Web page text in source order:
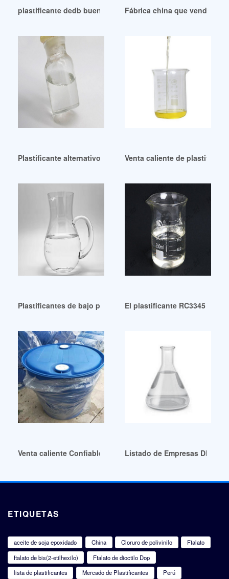
plastificante dedb buen precio plastificante dedb Argentina
Fábrica china que vende
Plastificante alternativo de alto rendimiento – Daihachi DBA
Venta caliente de
Plastificantes de bajo precio Archives-Chemceed
El plastificante RC3345 de
Venta caliente Confiable atbc precio para prendas
Listado de Empresas DINP
ETIQUETAS
aceite de soja epoxidado China Cloruro de polivinilo
Ftalato
ftalato de bis(2-etilhexilo)
Ftalato de dioctilo Dop
lista de plastificantes
Mercado de Plastificantes
Perú